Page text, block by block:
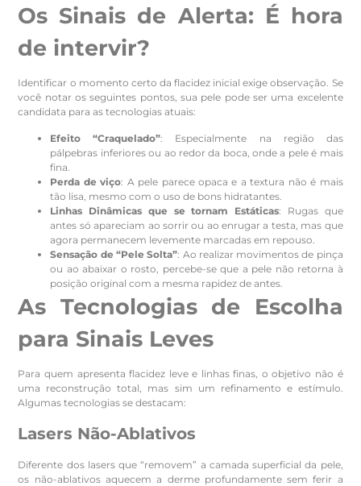
Os Sinais de Alerta: É hora
de intervir?
Identificar o momento certo da flacidez inicial exige observação. Se
você notar os seguintes pontos, sua pele pode ser uma excelente
candidata para as tecnologias atuais:
Efeito “Craquelado”: Especialmente na região das
pálpebras inferiores ou ao redor da boca, onde a pele é mais
fina.
Perda de viço: A pele parece opaca e a textura não é mais
tão lisa, mesmo com o uso de bons hidratantes.
Linhas Dinâmicas que se tornam Estáticas: Rugas que
antes só apareciam ao sorrir ou ao enrugar a testa, mas que
agora permanecem levemente marcadas em repouso.
Sensação de “Pele Solta”: Ao realizar movimentos de pinça
ou ao abaixar o rosto, percebe-se que a pele não retorna à
posição original com a mesma rapidez de antes.
As Tecnologias de Escolha
para Sinais Leves
Para quem apresenta flacidez leve e linhas finas, o objetivo não é
uma reconstrução total, mas sim um refinamento e estímulo.
Algumas tecnologias se destacam:
Lasers Não-Ablativos
Diferente dos lasers que “removem” a camada superficial da pele,
os não-ablativos aquecem a derme profundamente sem ferir a